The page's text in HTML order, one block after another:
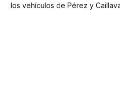
los vehículos de Pérez y